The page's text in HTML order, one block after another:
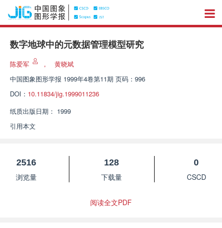
数字地球中的元数据管理模型研究
陈爱军 ，
黄晓斌
中国图象图形学报 1999年4卷第11期 页码：996
DOI： 10.11834/jig.1999011236
纸质出版日期： 1999
引用本文
2516
浏览量
128
下载量
0
CSCD
阅读全文PDF